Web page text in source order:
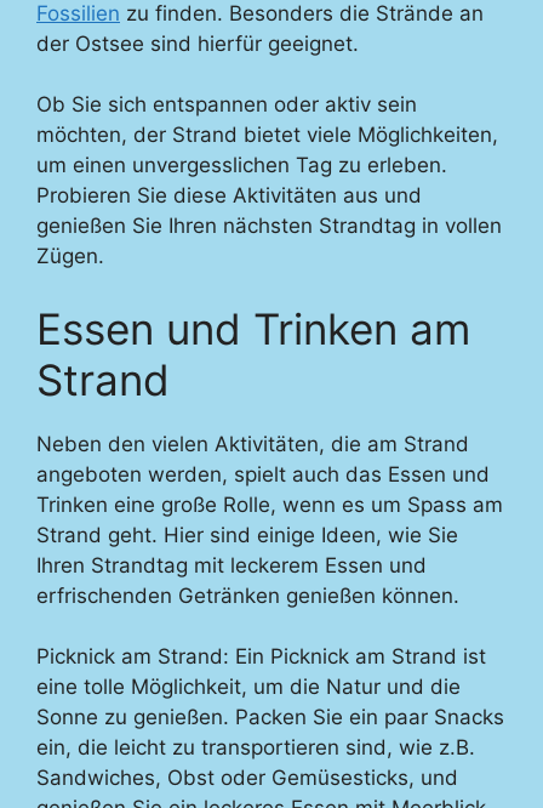
Fossilien zu finden. Besonders die Strände an
der Ostsee sind hierfür geeignet.
Ob Sie sich entspannen oder aktiv sein
möchten, der Strand bietet viele Möglichkeiten,
um einen unvergesslichen Tag zu erleben.
Probieren Sie diese Aktivitäten aus und
genießen Sie Ihren nächsten Strandtag in vollen
Zügen.
Essen und Trinken am
Strand
Neben den vielen Aktivitäten, die am Strand
angeboten werden, spielt auch das Essen und
Trinken eine große Rolle, wenn es um Spass am
Strand geht. Hier sind einige Ideen, wie Sie
Ihren Strandtag mit leckerem Essen und
erfrischenden Getränken genießen können.
Picknick am Strand: Ein Picknick am Strand ist
eine tolle Möglichkeit, um die Natur und die
Sonne zu genießen. Packen Sie ein paar Snacks
ein, die leicht zu transportieren sind, wie z.B.
Sandwiches, Obst oder Gemüsesticks, und